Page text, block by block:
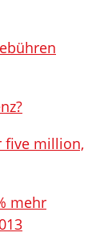
five million,
mehr